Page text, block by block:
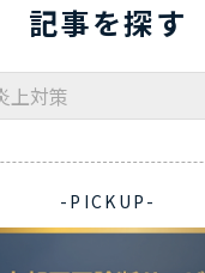
記事を探す
-PICKUP-